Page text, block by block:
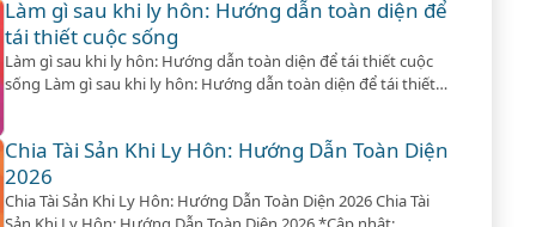
Làm gì sau khi ly hôn: Hướng dẫn toàn diện để
tái thiết cuộc sống
Làm gì sau khi ly hôn: Hướng dẫn toàn diện để tái thiết cuộc
sống Làm gì sau khi ly hôn: Hướng dẫn toàn diện để tái thiết
trình…
Chia Tài Sản Khi Ly Hôn: Hướng Dẫn Toàn Diện
2026
Chia Tài Sản Khi Ly Hôn: Hướng Dẫn Toàn Diện 2026 Chia Tài